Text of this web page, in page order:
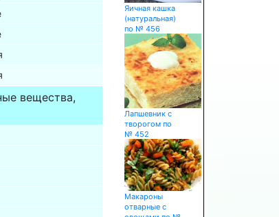
вещества,
Яичная кашка
(натуральная)
по № 456
Лапшевник с
творогом по
№ 452
Макароны
отварные с